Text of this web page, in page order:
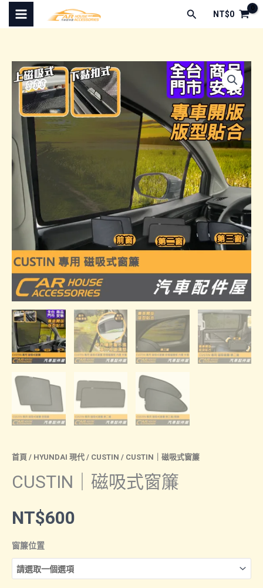
搜
尋
NT$0
首頁 / HYUNDAI 現代 / CUSTIN / CUSTIN｜磁吸式窗簾
CUSTIN｜磁吸式窗簾
NT$600
窗簾位置